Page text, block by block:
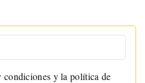
condiciones y la política de